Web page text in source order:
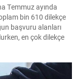
Temmuz ayında
bin 610 dilekçe
başvuru alanları
en çok dilekçe